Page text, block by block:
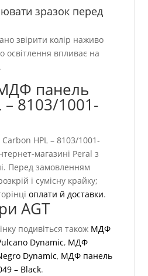
зразок перед
звірити колір наживо
освітлення впливає на
панель
– 8103/1001-
HPL – 8103/1001-
магазині Peral з
Перед замовленням
і сумісну крайку;
оплати й доставки.
AGT
подивіться також МДФ
Dynamic, МДФ
Dynamic, МДФ панель
– Black.